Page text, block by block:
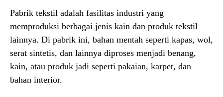
Pabrik tekstil adalah fasilitas industri yang
memproduksi berbagai jenis kain dan produk tekstil
lainnya. Di pabrik ini, bahan mentah seperti kapas, wol,
serat sintetis, dan lainnya diproses menjadi benang,
kain, atau produk jadi seperti pakaian, karpet, dan
bahan interior.